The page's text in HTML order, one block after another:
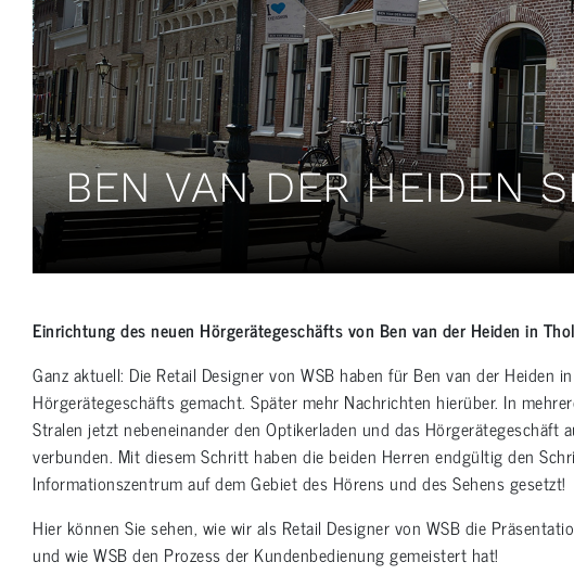
BEN VAN DER HEIDEN
Einrichtung des neuen Hörgerätegeschäfts von Ben van der Heiden in
Ganz aktuell: Die Retail Designer von WSB haben für Ben van der
Hörgerätegeschäfts gemacht. Später mehr Nachrichten hierüber. In
Stralen jetzt nebeneinander den Optikerladen und das Hörgerätegeschäft
verbunden. Mit diesem Schritt haben die beiden Herren endgültig den
Informationszentrum auf dem Gebiet des Hörens und des Sehens gesetzt!
Hier können Sie sehen, wie wir als Retail Designer von WSB die
und wie WSB den Prozess der Kundenbedienung gemeistert hat!